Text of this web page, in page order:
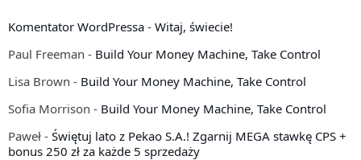
Komentator WordPressa - Witaj, świecie!
Paul Freeman - Build Your Money Machine, Take Control
Lisa Brown - Build Your Money Machine, Take Control
Sofia Morrison - Build Your Money Machine, Take Control
Paweł - Świętuj lato z Pekao S.A.! Zgarnij MEGA stawkę CPS +
bonus 250 zł za każde 5 sprzedaży